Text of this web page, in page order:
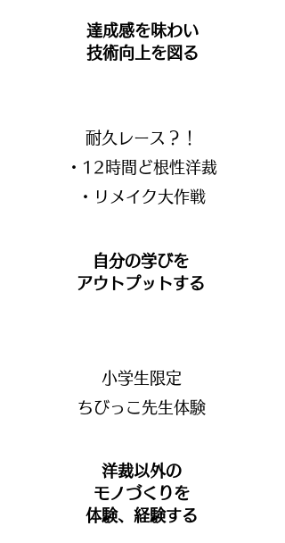
達成感を味わい
技術向上を図る
​耐久レース？！
・​12時間ど根性洋裁
​・リメイク大作戦
自分の学びを
​アウトプットする
小学生限定
​ちびっこ先生体験
洋裁以外の​
モノづくりを
体験、経験する